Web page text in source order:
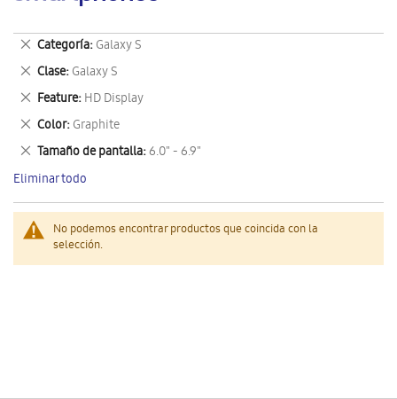
No podemos encontrar productos que coincida con la
selección.
Categoría Galaxy S
Eliminar
este
artículo
Clase Galaxy S
Eliminar
este
artículo
Feature HD Display
Eliminar
este
artículo
Color Graphite
Eliminar
este
artículo
Tamaño de pantalla 6.0" - 6.9"
Eliminar
este
artículo
Eliminar todo